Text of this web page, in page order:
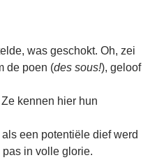
was geschokt. Oh, zei
de poen (des sous!), geloof
kennen hier hun
een potentiële dief werd
in volle glorie.